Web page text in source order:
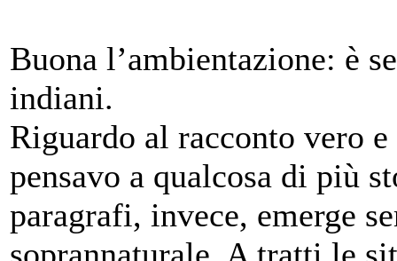
Buona l’ambientazione: è
indiani.
Riguardo al racconto vero
pensavo a qualcosa di più
paragrafi, invece, emerge